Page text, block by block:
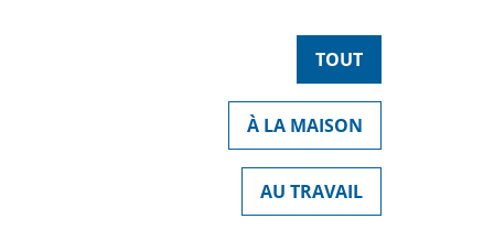
TOUT
À LA MAISON
AU TRAVAIL